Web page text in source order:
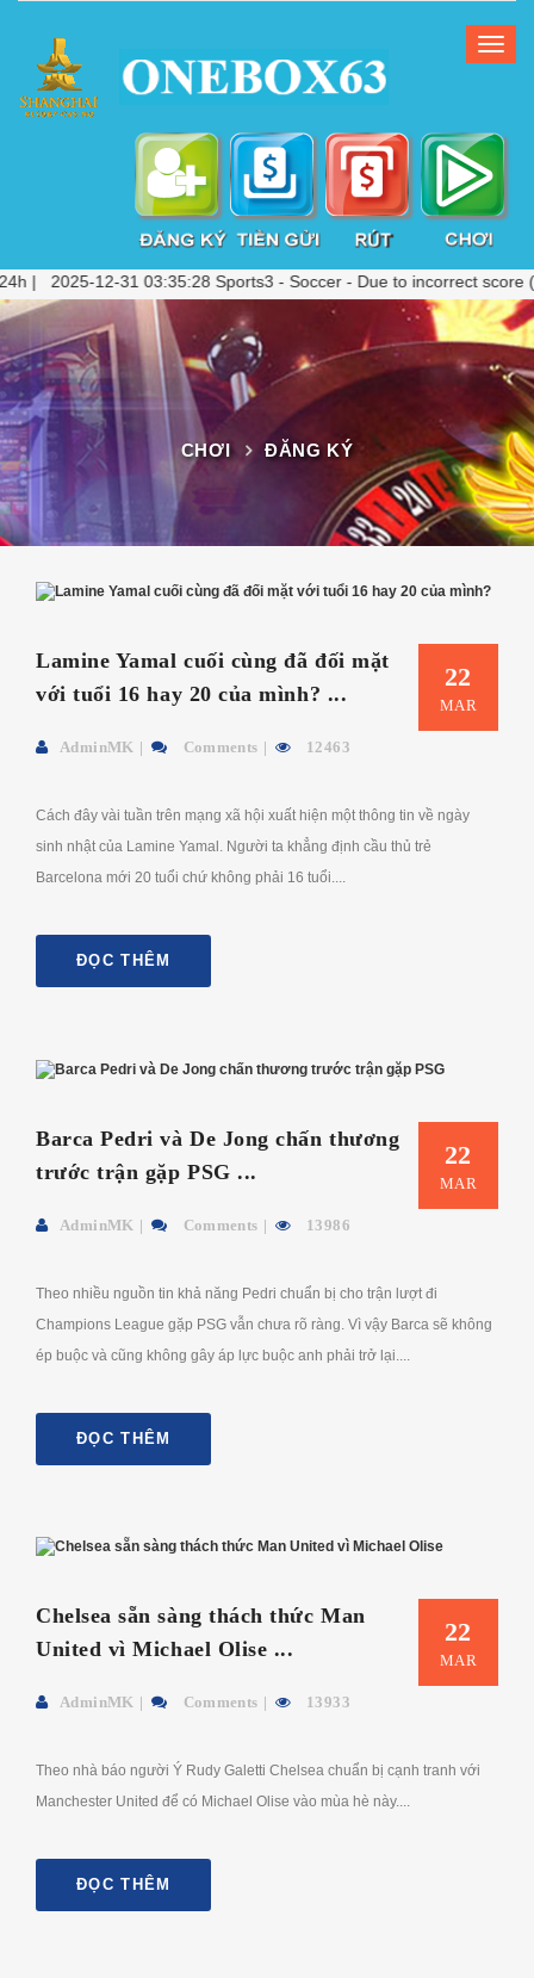
31 03:35:28 Sports3 - Soccer - Due to incorrect score (VAR
CHƠI ĐĂNG KÝ
22
MAR
Lamine Yamal cuối cùng đã đối mặt
với tuổi 16 hay 20 của mình? ...
AdminMK Comments 12463
Cách đây vài tuần trên mạng xã hội xuất hiện một thông tin về ngày
sinh nhật của Lamine Yamal. Người ta khẳng định cầu thủ trẻ
Barcelona mới 20 tuổi chứ không phải 16 tuổi....
ĐỌC THÊM
22
MAR
Barca Pedri và De Jong chấn thương
trước trận gặp PSG ...
AdminMK Comments 13986
Theo nhiều nguồn tin khả năng Pedri chuẩn bị cho trận lượt đi
Champions League gặp PSG vẫn chưa rõ ràng. Vì vậy Barca sẽ không
ép buộc và cũng không gây áp lực buộc anh phải trở lại....
ĐỌC THÊM
22
MAR
Chelsea sẵn sàng thách thức Man
United vì Michael Olise ...
AdminMK Comments 13933
Theo nhà báo người Ý Rudy Galetti Chelsea chuẩn bị cạnh tranh với
Manchester United để có Michael Olise vào mùa hè này....
ĐỌC THÊM